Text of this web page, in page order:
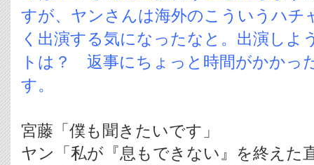
すが、ヤンさんは海外のこういうハチ
く出演する気になったなと。出演しよ
トは？ 返事にちょっと時間がかかっ
す。
宮藤「僕も聞きたいです」
ヤン「私が『息もできない』を終えた